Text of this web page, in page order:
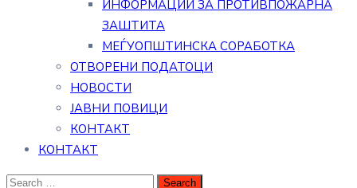
ИНФОРМАЦИИ ЗА ПРОТИВПОЖАРНА
ЗАШТИТА
МЕЃУОПШТИНСКА СОРАБОТКА
ОТВОРЕНИ ПОДАТОЦИ
НОВОСТИ
ЈАВНИ ПОВИЦИ
КОНТАКТ
КОНТАКТ